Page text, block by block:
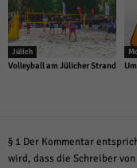
Jülich
Volleyball am Jülicher Strand
§ 1 Der Kommentar
wird, dass die Schreiber